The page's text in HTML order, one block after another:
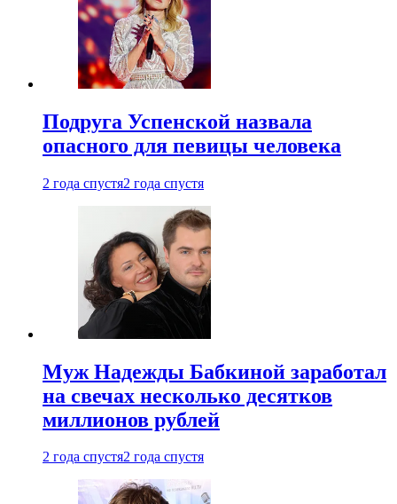
Подруга Успенской назвала
опасного для певицы человека
2 года спустя2 года спустя
Муж Надежды Бабкиной заработал
на свечах несколько десятков
миллионов рублей
2 года спустя2 года спустя